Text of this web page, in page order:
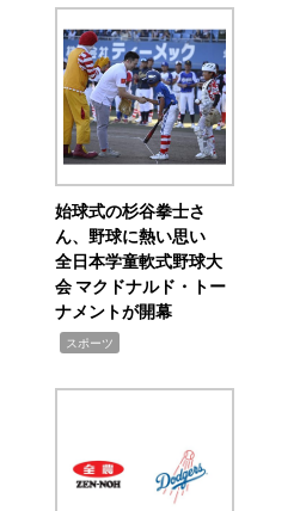
始球式の杉谷拳士さ
ん、野球に熱い思い
全日本学童軟式野球大
会 マクドナルド・トー
ナメントが開幕
スポーツ